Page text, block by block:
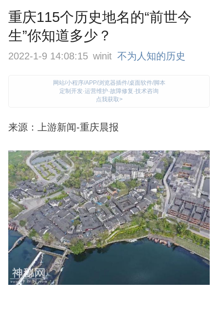
重庆115个历史地名的“前世今
生”你知道多少？
2022-1-9 14:08:15 winit 不为人知的历史
网站/小程序/APP/浏览器插件/桌面软件/脚本
定制开发·运营维护·故障修复·技术咨询
点我获取>
来源：上游新闻-重庆晨报